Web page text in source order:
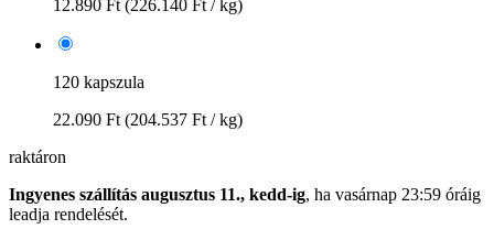
12.890 Ft (226.140 Ft / kg)
120 kapszula
22.090 Ft (204.537 Ft / kg)
raktáron
Ingyenes szállítás augusztus 11., kedd-ig, ha vasárnap 23:59 óráig
leadja rendelését.